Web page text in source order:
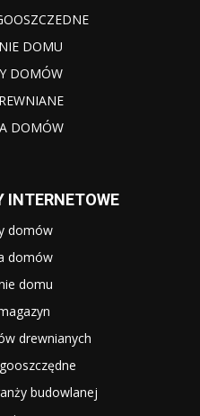
DOMU
DOMÓW
DOMÓW
INTERNETOWE
domów
domów
domu
drewnianych
budowlanej